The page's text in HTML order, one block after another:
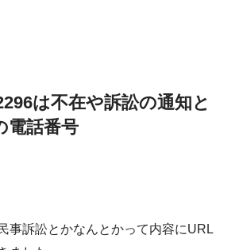
は不在や訴訟の通知と
電話番号
事訴訟とかなんとかって内容にURL